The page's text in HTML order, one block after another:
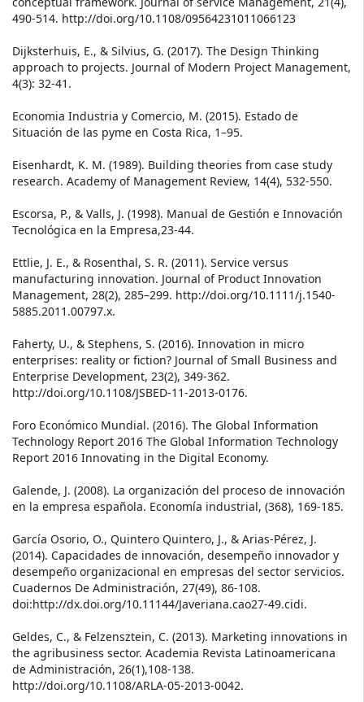
490-514. http://doi.org/10.1108/09564231011066123
Dijksterhuis, E., & Silvius, G. (2017). The Design Thinking
approach to projects. Journal of Modern Project Management,
4(3): 32-41.
Economia Industria y Comercio, M. (2015). Estado de
Situación de las pyme en Costa Rica, 1–95.
Eisenhardt, K. M. (1989). Building theories from case study
research. Academy of Management Review, 14(4), 532-550.
Escorsa, P., & Valls, J. (1998). Manual de Gestión e Innovación
Tecnológica en la Empresa,23-44.
Ettlie, J. E., & Rosenthal, S. R. (2011). Service versus
manufacturing innovation. Journal of Product Innovation
Management, 28(2), 285–299. http://doi.org/10.1111/j.1540-
5885.2011.00797.x.
Faherty, U., & Stephens, S. (2016). Innovation in micro
enterprises: reality or fiction? Journal of Small Business and
Enterprise Development, 23(2), 349-362.
http://doi.org/10.1108/JSBED-11-2013-0176.
Foro Económico Mundial. (2016). The Global Information
Technology Report 2016 The Global Information Technology
Report 2016 Innovating in the Digital Economy.
Galende, J. (2008). La organización del proceso de innovación
en la empresa española. Economía industrial, (368), 169-185.
García Osorio, O., Quintero Quintero, J., & Arias-Pérez, J.
(2014). Capacidades de innovación, desempeño innovador y
desempeño organizacional en empresas del sector servicios.
Cuadernos De Administración, 27(49), 86-108.
doi:http://dx.doi.org/10.11144/Javeriana.cao27-49.cidi.
Geldes, C., & Felzensztein, C. (2013). Marketing innovations in
the agribusiness sector. Academia Revista Latinoamericana
de Administración, 26(1),108-138.
http://doi.org/10.1108/ARLA-05-2013-0042.